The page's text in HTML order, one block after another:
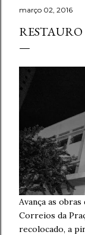
março 02, 2016
Avança as
Correios da
recolocado, a